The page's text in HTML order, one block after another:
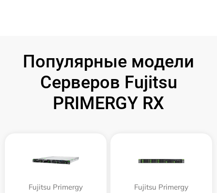
Популярные модели
Серверов Fujitsu
PRIMERGY RX
Fujitsu Primergy
Fujitsu Primergy